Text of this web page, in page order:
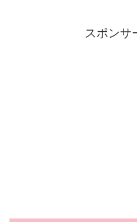
スポンサ